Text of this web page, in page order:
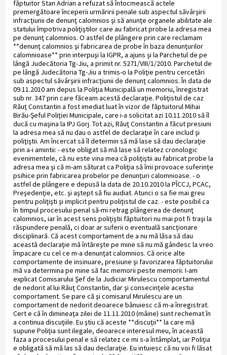
făptuitor Stan Adrian a refuzat să întocmească actele
premergătoare începerii urmăririi penale sub aspectul săvârşirii
infracţiunii de denunţ calomnios şi să anunţe organele abilitate ale
statului împotriva poliţiştilor care au fabricat probe la adresa mea
pe denunţ calomnios. O astfel de plângere prin care reclamam
**denunţ calomnios şi fabricarea de probe în baza denunţurilor
calomnioase** prin interpuşi la IGPR, a ajuns şi la Parchetul de pe
lângă Judecătoria Tg-Jiu, a primit nr. 5271/VIII/1/2010. Parchetul de
pe lângă Judecătoria Tg-Jiu a trimis-o la Poliţie pentru cercetări
sub aspectul săvârşirii infracţiunii de denunţ calomnios. În data de
09.11.2010 am depus la Poliţia Municipală un memoriu, înregistrat
sub nr. 347 prin care făceam acestă declaraţie. Poliţistul de caz
Răuţ Constantin a fost imediat luat în vizor de făptuitorul Mihai
Birău-Şeful Poliţiei Municipale, care i-a solicitat azi 10.11.2010 să îl
ducă cu maşina la IPJ Gorj. Tot azi, Răuţ Constantin a făcut presiuni
la adresa mea să nu dau o astfel de declaraţie în care includ şi
poliţiştii. Am încercat să îl determin să mă lase să dau declaraţie
prin a-i amintii: - este obligat să mă lase să relatez cronologic
evenimentele, că nu este vina mea că poliţiştii au fabricat probe la
adresa mea şi că m-am săturat ca Poliţia să îmi provoace suferinţe
psihice prin fabricarea probelor pe denunţuri calomnioase. - o
astfel de plângere e depusă la data de 20.10.2010 la PÎCCJ, PCAC,
Preşedenţie, etc. şi aştept să fiu audiat. Atunci o sa fie mai greu
pentru poliţişti şi implicit pentru poliţistul de caz. - este posibil ca
în timpul procesului penal să-mi retrag plângerea de denunţ
calomnios, iar în acest sens poliţiştii făptuitori nu mai pot fi traşi la
răspundere penală, ci doar ar suferii o eventuală sancţionare
disciplinară. Că acest comportament de a nu mă lăsa să dau
această declaraţie mă întăreşte pe mine să nu mă gândesc la vreo
împacare cu cel ce m-a denunţat calomnios. Că orice alte
comportamente de insinuare, presiune şi favorizarea făptuitorului
mă va determina pe mine să fac memorii peste memorii. I-am
explicat Comisarului Şef de la Judiciar Mirulescu comportamentul
de nedorit al lui Răuţ Constantin, dar şi consecinţele acestui
comportament. Se pare că şi comisarul Mirulescu are un
comportament de nedorit deoarece bănuiesc că m-a înregistrat.
Cert e că în dimineaţa zilei de 11.11.2010 (mâine) sunt rechemat în
a continua discuţiile. Eu ştiu că aceste **discuţii** la care mă
supune Poliţia sunt ilegale, deoarece interesul meu, în această
faza a procesului penal e să relatez ce mi s-a întâmplat, iar Poliţia
e obligată să mă las să dau declaraţie. Eu intuiesc că nu voi fi lăsat